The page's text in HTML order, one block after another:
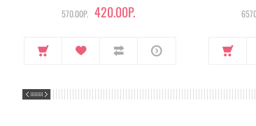
570.00Р. 420.00Р.